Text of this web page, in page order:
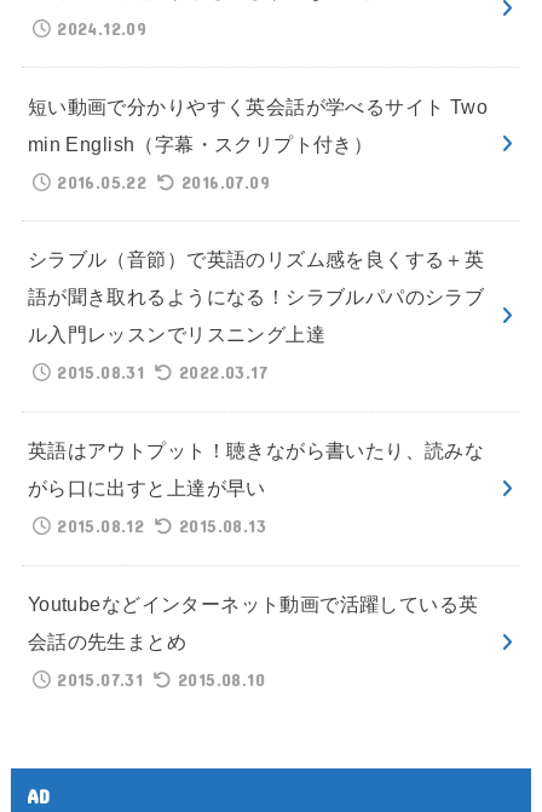
2024.12.09
短い動画で分かりやすく英会話が学べるサイト Two
min English（字幕・スクリプト付き）
2016.05.22
2016.07.09
シラブル（音節）で英語のリズム感を良くする＋英
語が聞き取れるようになる！シラブルパパのシラブ
ル入門レッスンでリスニング上達
2015.08.31
2022.03.17
英語はアウトプット！聴きながら書いたり、読みな
がら口に出すと上達が早い
2015.08.12
2015.08.13
Youtubeなどインターネット動画で活躍している英
会話の先生まとめ
2015.07.31
2015.08.10
AD